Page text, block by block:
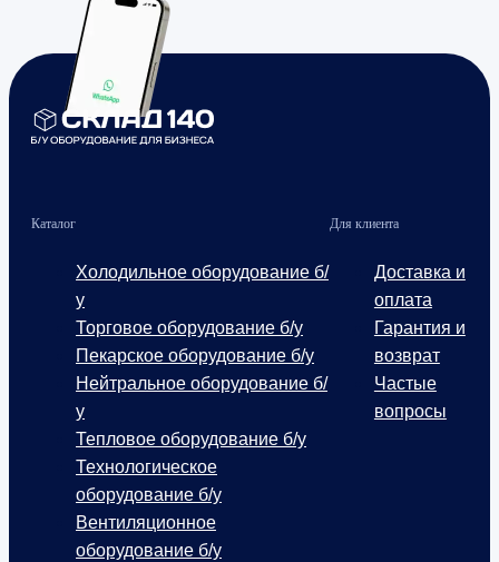
Каталог
Холодильное оборудование б/
у
Торговое оборудование б/у
Пекарское оборудование б/у
Нейтральное оборудование б/
у
Тепловое оборудование б/у
Технологическое
оборудование б/у
Вентиляционное
оборудование б/у
Для клиента
Доставка и
оплата
Гарантия и
возврат
Частые
вопросы